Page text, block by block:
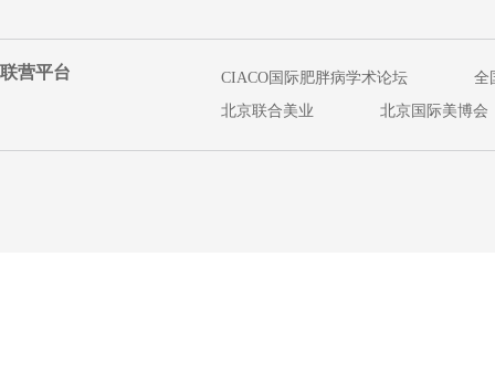
联营平台 CIACO国际肥胖病学术论坛
全
北京联合美业
北京国际美博会